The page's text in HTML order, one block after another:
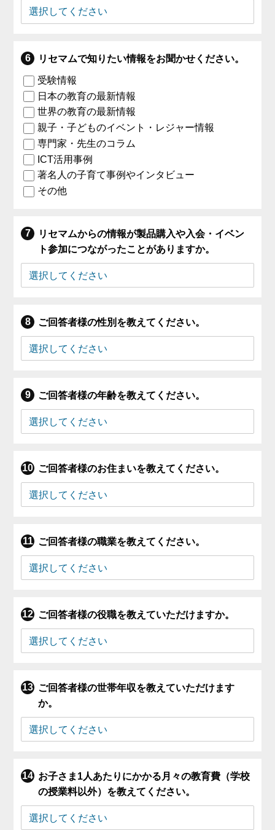
リセマムで知りたい情報をお聞かせください。
受験情報
日本の教育の最新情報
世界の教育の最新情報
親子・子どものイベント・レジャー情報
専門家・先生のコラム
ICT活用事例
著名人の子育て事例やインタビュー
その他
リセマムからの情報が製品購入や入会・イベン
ト参加につながったことがありますか。
ご回答者様の性別を教えてください。
ご回答者様の年齢を教えてください。
ご回答者様のお住まいを教えてください。
ご回答者様の職業を教えてください。
ご回答者様の役職を教えていただけますか。
ご回答者様の世帯年収を教えていただけます
か。
お子さま1人あたりにかかる月々の教育費（学校
の授業料以外）を教えてください。